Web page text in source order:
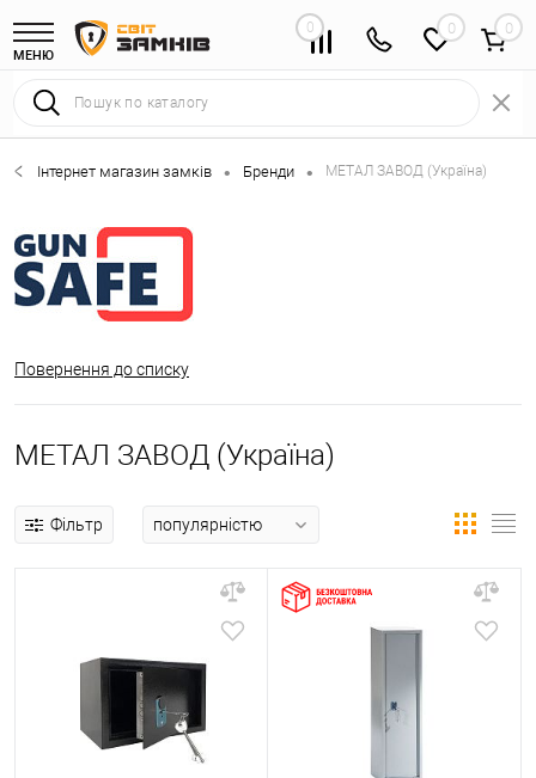
МЕНЮ
0 0
Інтернет магазин замків • Бренди • МЕТАЛ ЗАВОД (Україна)
Повернення до списку
МЕТАЛ ЗАВОД (Україна)
Фільтр